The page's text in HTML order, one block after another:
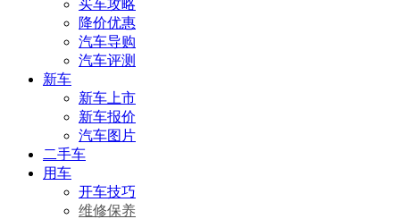
买车攻略
降价优惠
汽车导购
汽车评测
新车
新车上市
新车报价
汽车图片
二手车
用车
开车技巧
维修保养